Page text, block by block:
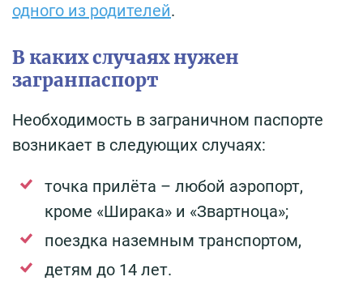
одного из родителей.
В каких случаях нужен
загранпаспорт
Необходимость в заграничном паспорте
возникает в следующих случаях:
точка прилёта – любой аэропорт,
кроме «Ширака» и «Звартноца»;
поездка наземным транспортом,
детям до 14 лет.